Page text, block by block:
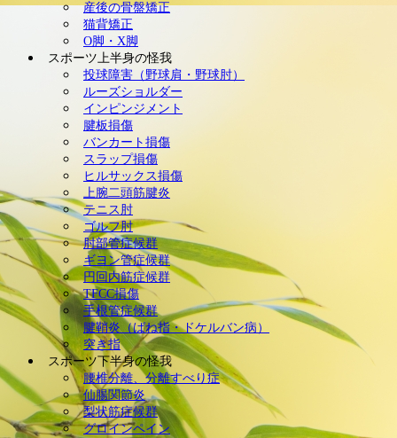
産後の骨盤矯正
猫背矯正
O脚・X脚
スポーツ上半身の怪我
投球障害（野球肩・野球肘）
ルーズショルダー
インピンジメント
腱板損傷
バンカート損傷
スラップ損傷
ヒルサックス損傷
上腕二頭筋腱炎
テニス肘
ゴルフ肘
肘部管症候群
ギヨン管症候群
円回内筋症候群
TFCC損傷
手根管症候群
腱鞘炎（ばね指・ドケルバン病）
突き指
スポーツ下半身の怪我
腰椎分離、分離すべり症
仙腸関節炎
梨状筋症候群
グロインペイン